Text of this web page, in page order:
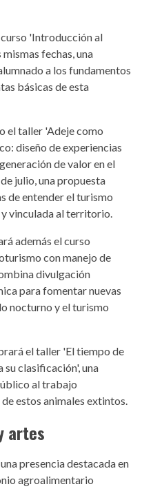
'Introducción al
fechas, una
a los fundamentos
básicas de esta
el taller 'Adeje como
diseño de experiencias
de valor en el
julio, una propuesta
de entender el turismo
vinculada al territorio.
además el curso
con manejo de
divulgación
para fomentar nuevas
nocturno y el turismo
el taller 'El tiempo de
su clasificación', una
al trabajo
estos animales extintos.
artes
presencia destacada en
agroalimentario